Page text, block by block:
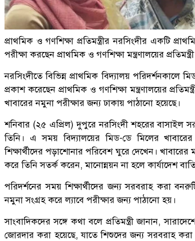
প্রাথমিক ও গণশিক্ষা প্রতিমন্ত্রীর নরসিংদীর একটি
পরীক্ষা করছেন প্রাথমিক ও গণশিক্ষা মন্ত্রণালয়ের
নরসিংদীতে বিভিন্ন প্রাথমিক বিদ্যালয় পরিদর্শনকালে
প্রকাশ করেছেন প্রাথমিক ও গণশিক্ষা মন্ত্রণালয়ের
খাবারের নমুনা পরীক্ষার জন্য ঢাকায় পাঠানো হয়েছে।
শনিবার (২৫ এপ্রিল) দুপুরে নরসিংদী শহরের বাসাইল
তিনি। এ সময় বিদ্যালয়ের মিড-ডে মিলের খাবারের
শিক্ষার্থীদের পড়াশোনার পরিবেশ ঘুরে দেখেন। খাবারের
করে তিনি সতর্ক করেন, মানোন্নয়ন না হলে কার্যাদেশ
পরিদর্শনের সময় শিক্ষার্থীদের জন্য সরবরাহ করা
নমুনা সংগ্রহ করে ল্যাবে পরীক্ষার জন্য পাঠানো হয়।
সাংবাদিকদের সঙ্গে কথা বলে প্রতিমন্ত্রী জানান,
জোরদার করা হয়েছে, যাতে শিশুদের জন্য সরবরাহ করা